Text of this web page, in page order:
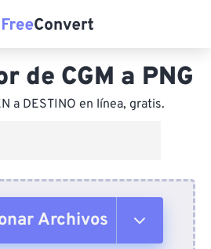
de CGM a PNG
a DESTINO en línea, gratis.
Archivos